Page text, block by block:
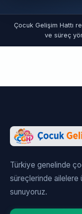
Çocuk Gelişim Hattı
ve süreç
Türkiye genelinde
süreçlerinde ailelere
sunuyoruz.